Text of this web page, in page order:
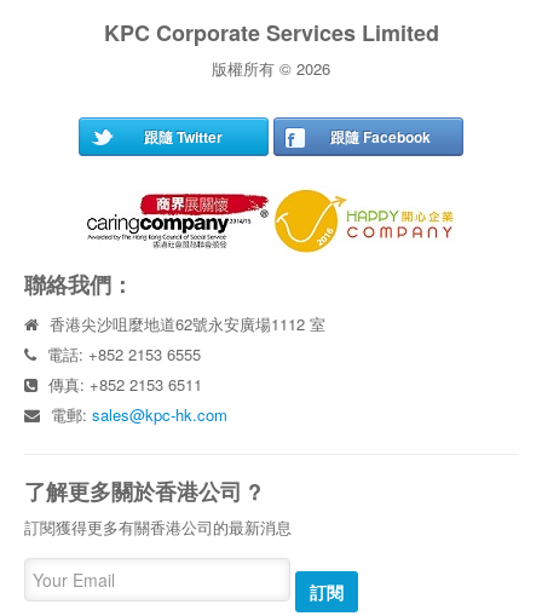
KPC Corporate Services Limited
版權所有 © 2026
跟隨 Twitter 跟隨 Facebook
聯絡我們：
香港尖沙咀麼地道62號永安廣場1112 室
電話: +852 2153 6555
傳真: +852 2153 6511
電郵:sales@kpc-hk.com
了解更多關於香港公司 ?
訂閱獲得更多有關香港公司的最新消息
訂閱